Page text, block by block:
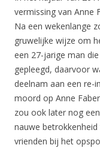
vermissing van Anne
Na een wekenlange
gruwelijke wijze om
een 27-jarige man
gepleegd, daarvoor
deelnam aan een re-
moord op Anne
zou ook later nog
nauwe
vrienden bij het